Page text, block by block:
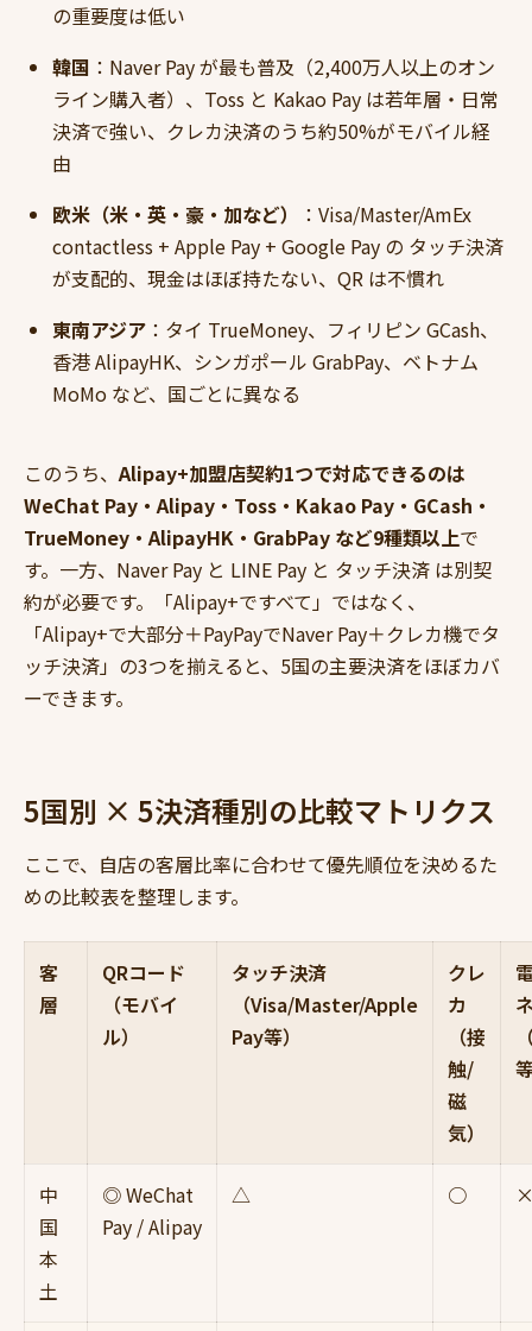
の重要度は低い
韓国 ：Naver Pay が最も普及（2,400万人以上のオン
ライン購入者）、Toss と Kakao Pay は若年層・日常
決済で強い、クレカ決済のうち約50%がモバイル経
由
欧米（米・英・豪・加など）
：Visa/Master/AmEx
contactless + Apple Pay + Google Pay の タッチ決済
が支配的、現金はほぼ持たない、QR は不慣れ
東南アジア ：タイ TrueMoney、フィリピン GCash、
香港 AlipayHK、シンガポール GrabPay、ベトナム
MoMo など、国ごとに異なる
このうち、Alipay+加盟店契約1つで対応できるのは
WeChat Pay・Alipay・Toss・Kakao Pay・GCash・
TrueMoney・AlipayHK・GrabPay など9種類以上で
す。一方、Naver Pay と LINE Pay と タッチ決済 は別契
約が必要です。「Alipay+ですべて」ではなく、
「Alipay+で大部分＋PayPayでNaver Pay＋クレカ機でタ
ッチ決済」の3つを揃えると、5国の主要決済をほぼカバ
ーできます。
5国別 × 5決済種別の比較マトリクス
ここで、自店の客層比率に合わせて優先順位を決めるた
めの比較表を整理します。
客
層
QRコード
（モバイ
ル）
タッチ決済
（Visa/Master/Apple
Pay等）
クレ
カ
（接
触/
磁
気）
中
国
本
土
◎ WeChat
Pay / Alipay
△ ○